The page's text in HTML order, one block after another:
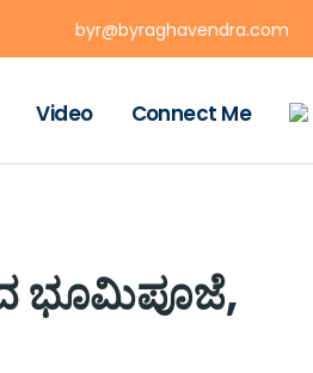
byr@byraghavendra.com
Video Connect Me
ಭೂಮಿಪೂಜೆ,